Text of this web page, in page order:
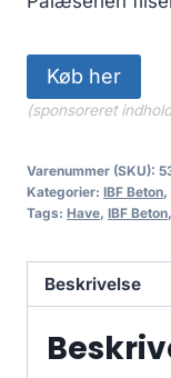
Køb her
(sponsoreret
Varenummer (SKU):
Kategorier: IBF Beton,
Tags: Have, IBF Beton,
Beskrivelse